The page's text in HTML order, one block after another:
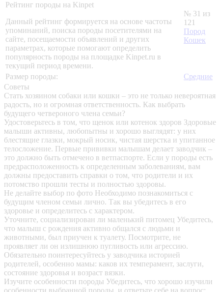
Рейтинг породы на Kinpet
Данный рейтинг формируется на основе частоты
упоминаний, поиска породы посетителями на
сайте, посещаемости объявлений и других
параметрах, которые помогают определить
популярность породы на площадке Kinpet.ru в
текущий период времени.
№ 31 из
121
Пород
Кошек
Размер породы:
Средние
Советы
Стать хозяином собаки или кошки – это не только невероятная
радость, но и огромная ответственность. Как выбрать
будущего четвероного члена семьи?
Удостоверьтесь в том, что щенок или котенок здоров Здоровые
малыши активны, любопытны и хорошо выглядят: у них
блестящие глазки, мокрый носик, чистая шерстка и упитанное
телосложение. Первые прививки малышам делает заводчик –
это должно быть отмечено в ветпаспорте. Если у породы есть
предрасположенность к определенным заболеваниям, вам
должны предоставить справки о том, что родители и их
потомство прошли тесты и полностью здоровы.
Не делайте выбор по фото Необходимо познакомиться с
будущим членом семьи лично. Так вы убедитесь в его
здоровье и определитесь с характером.
Уточните, социализирован ли маленький питомец Убедитесь,
что малыш с рождения активно общался с людьми и
животными, был приучен к туалету. Посмотрите, не
проявляет ли он излишнюю пугливость или агрессию.
Обязательно поинтересуйтесь у заводчика историей
родителей, особенно мамы: каков их темперамент, заслуги,
состояние здоровья и возраст вязки.
Изучите особенности породы Убедитесь, что хорошо изучили